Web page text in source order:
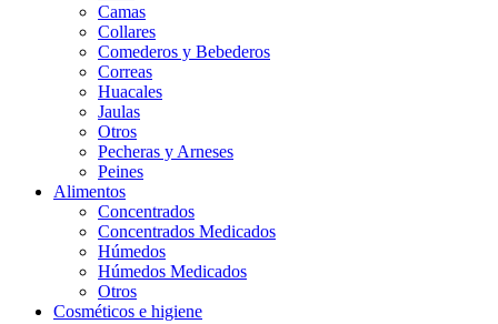
Camas
Collares
Comederos y Bebederos
Correas
Huacales
Jaulas
Otros
Pecheras y Arneses
Peines
Alimentos
Concentrados
Concentrados Medicados
Húmedos
Húmedos Medicados
Otros
Cosméticos e higiene